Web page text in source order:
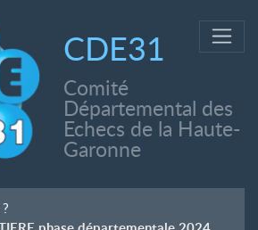
CDE31
Comité
Départemental des
Echecs de la Haute-
Garonne